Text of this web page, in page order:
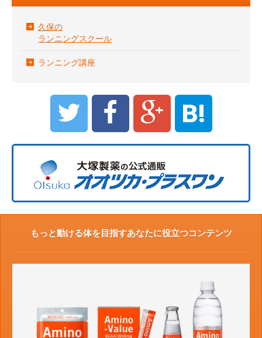
久保の
ランニングスクール
ランニング講座
B!
もっと動ける体を目指すあなたに役立つコンテンツ